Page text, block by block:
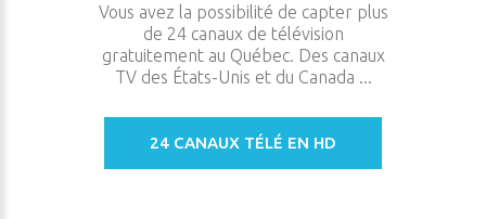
Vous avez la possibilité de capter plus
de 24 canaux de télévision
gratuitement au Québec. Des canaux
TV des États-Unis et du Canada ...
24 CANAUX TÉLÉ EN HD